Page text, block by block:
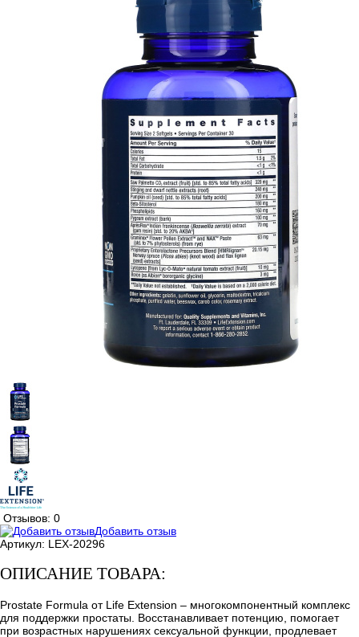
Отзывов: 0
Добавить отзыв
Артикул: LEX-20296
ОПИСАНИЕ ТОВАРА:
Prostate Formula от Life Extension – многокомпонентный комплекс
для поддержки простаты. Восстанавливает потенцию, помогает
при возрастных нарушениях сексуальной функции, продлевает